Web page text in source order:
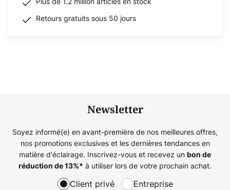
Retours gratuits sous 50 jours
Newsletter
Soyez informé(e) en avant-première de nos meilleures offres,
nos promotions exclusives et les dernières tendances en
matière d'éclairage. Inscrivez-vous et recevez un bon de
réduction de13%* à utiliser lors de votre prochain achat.
Client privé Entreprise